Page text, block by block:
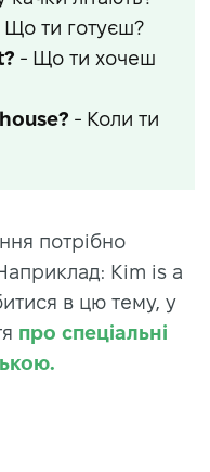
Що ти готуєш?
- Що ти хочеш
- Коли ти
потрібно
Kim is a
в цю тему, у
про спеціальні